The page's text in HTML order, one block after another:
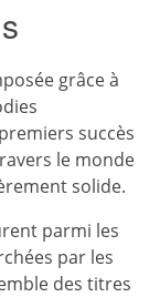
grâce à
succès
le monde
solide.
parmi les
par les
des titres